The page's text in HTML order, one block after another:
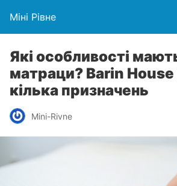
Міні Рівне
Які особливості
матраци? Barin House
кілька призначень
Mini-Rivne